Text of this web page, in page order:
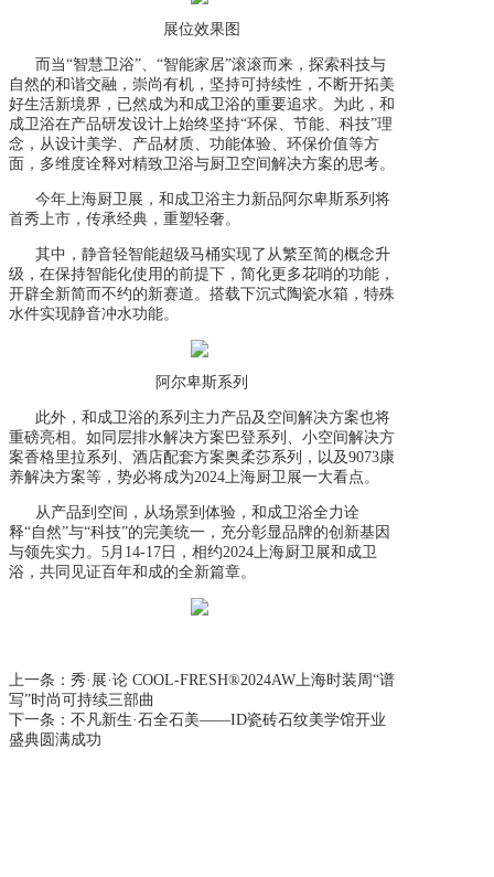
展位效果图
而当“智慧卫浴”、“智能家居”滚滚而来，探索科技与
自然的和谐交融，崇尚有机，坚持可持续性，不断开拓美
好生活新境界，已然成为和成卫浴的重要追求。为此，和
成卫浴在产品研发设计上始终坚持“环保、节能、科技”理
念，从设计美学、产品材质、功能体验、环保价值等方
面，多维度诠释对精致卫浴与厨卫空间解决方案的思考。
今年上海厨卫展，和成卫浴主力新品阿尔卑斯系列将
首秀上市，传承经典，重塑轻奢。
其中，静音轻智能超级马桶实现了从繁至简的概念升
级，在保持智能化使用的前提下，简化更多花哨的功能，
开辟全新简而不约的新赛道。搭载下沉式陶瓷水箱，特殊
水件实现静音冲水功能。
阿尔卑斯系列
此外，和成卫浴的系列主力产品及空间解决方案也将
重磅亮相。如同层排水解决方案巴登系列、小空间解决方
案香格里拉系列、酒店配套方案奥柔莎系列，以及9073康
养解决方案等，势必将成为2024上海厨卫展一大看点。
从产品到空间，从场景到体验，和成卫浴全力诠
释“自然”与“科技”的完美统一，充分彰显品牌的创新基因
与领先实力。5月14-17日，相约2024上海厨卫展和成卫
浴，共同见证百年和成的全新篇章。
上一条： 秀·展·论 COOL-FRESH®2024AW上海时装周“谱
写”时尚可持续三部曲
下一条： 不凡新生·石全石美——ID瓷砖石纹美学馆开业
盛典圆满成功